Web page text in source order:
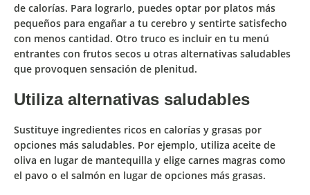
de calorías. Para lograrlo, puedes optar por platos más
pequeños para engañar a tu cerebro y sentirte satisfecho
con menos cantidad. Otro truco es incluir en tu menú
entrantes con frutos secos u otras alternativas saludables
que provoquen sensación de plenitud.
Utiliza alternativas saludables
Sustituye ingredientes ricos en calorías y grasas por
opciones más saludables. Por ejemplo, utiliza aceite de
oliva en lugar de mantequilla y elige carnes magras como
el pavo o el salmón en lugar de opciones más grasas.